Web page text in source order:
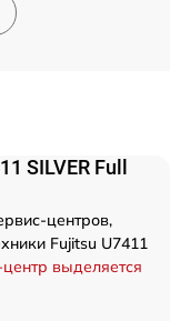
SILVER Full
центров,
Fujitsu U7411
выделяется